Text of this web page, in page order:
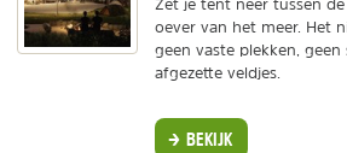
Zet je tent neer tussen
oever van het meer. Het
geen vaste plekken,
afgezette veldjes.
BEKIJK